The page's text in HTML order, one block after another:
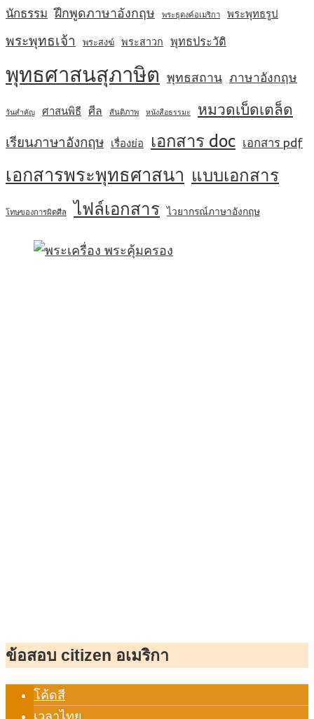
นักธรรม ฝึกพูดภาษาอังกฤษ พระธุดงค์อเมริกา พระพุทธรูป
พระพุทธเจ้า พระสงฆ์ พระสาวก พุทธประวัติ
พุทธศาสนสุภาษิต พุทธสถาน ภาษาอังกฤษ
วันสำคัญ ศาสนพิธี ศีล สันติภาพ หนังสือธรรมะ หมวดเบ็ดเตล็ด
เรียนภาษาอังกฤษ เรื่องย่อ เอกสาร doc เอกสาร pdf
เอกสารพระพุทธศาสนา แบบเอกสาร
โทษของการผิดศีล ไฟล์เอกสาร ไวยากรณ์ภาษาอังกฤษ
ข้อสอบ citizen อเมริกา
โค้ดสี